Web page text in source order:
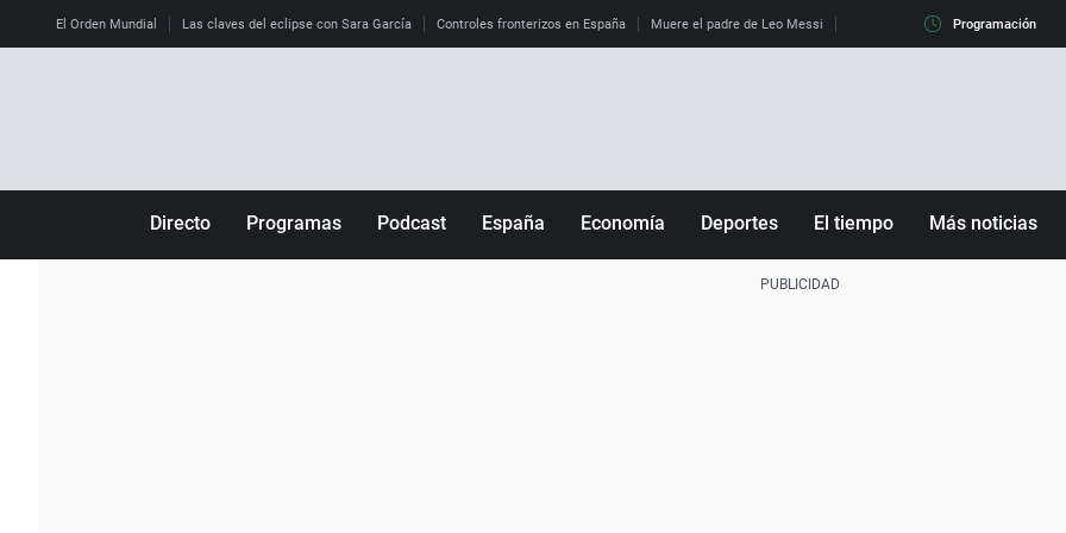
El Orden Mundial Las claves del eclipse con Sara García Controles fronterizos en España Muere el padre de Leo Messi La diferencia entre observar el
Programación
Directo Programas Podcast España Economía Deportes El tiempo Más noticias